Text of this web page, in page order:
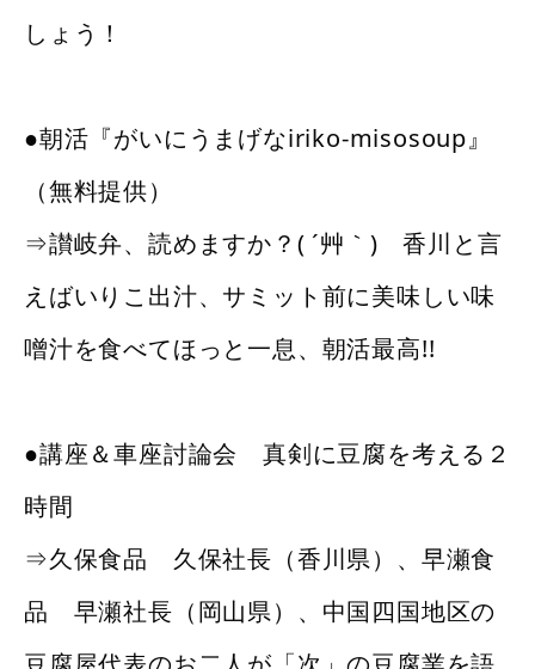
しょう！
●朝活『がいにうまげなiriko-misosoup』
（無料提供）
⇒讃岐弁、読めますか？( ´艸｀) 香川と言
えばいりこ出汁、サミット前に美味しい味
噌汁を食べてほっと一息、朝活最高!!
●講座＆車座討論会 真剣に豆腐を考える２
時間
⇒久保食品 久保社長（香川県）、早瀬食
品 早瀬社長（岡山県）、中国四国地区の